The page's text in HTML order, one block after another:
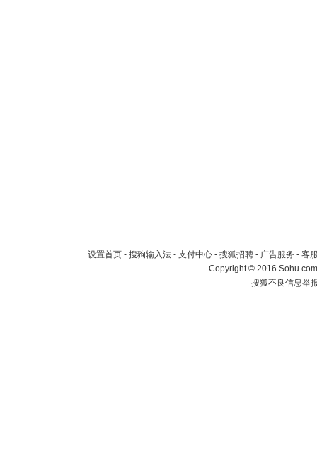
设置首页 - 搜狗输入法 - 支付中心 - 搜狐招聘 - 广告服务 - 客
Copyright©2016
搜狐不良信息举